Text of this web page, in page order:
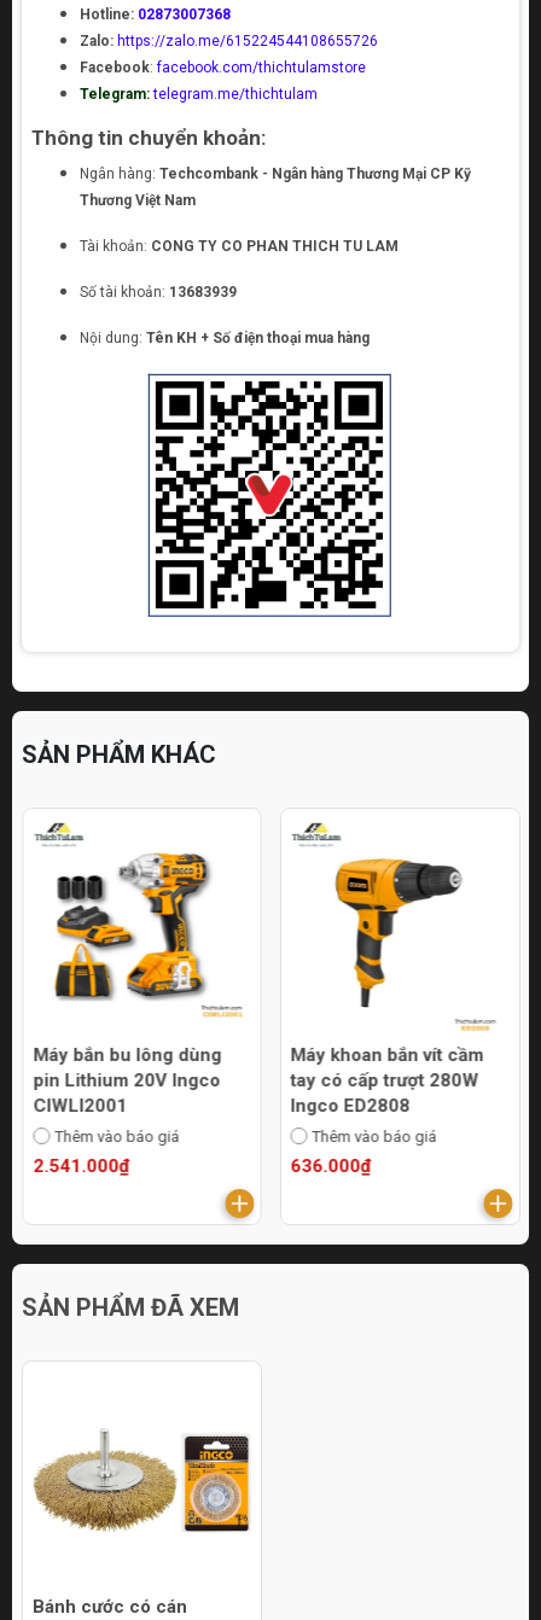
Hotline: 02873007368
Zalo: https://zalo.me/615224544108655726
Facebook:facebook.com/thichtulamstore
Telegram: telegram.me/thichtulam
Thông tin chuyển khoản:
Ngân hàng: Techcombank - Ngân hàng Thương Mại CP Kỹ
Thương Việt Nam
Tài khoản: CONG TY CO PHAN THICH TU LAM
Số tài khoản: 13683939
Nội dung: Tên KH + Số điện thoại mua hàng
SẢN PHẨM KHÁC
Máy bắn bu lông dùng
pin Lithium 20V Ingco
CIWLI2001
Thêm vào báo giá
2.541.000₫
Máy khoan bắn vít cầm
tay có cấp trượt 280W
Ingco ED2808
Thêm vào báo giá
636.000₫
SẢN PHẨM ĐÃ XEM
Bánh cước có cán